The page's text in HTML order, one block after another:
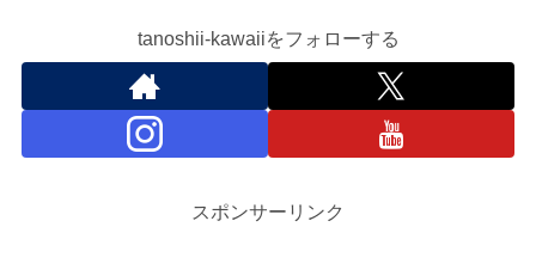
tanoshii-kawaiiをフォローする
スポンサーリンク